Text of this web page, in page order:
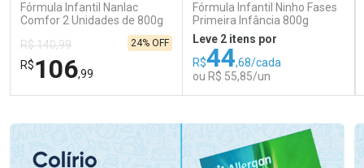
Fórmula Infantil Nanlac
Comfor 2 Unidades de 800g
R$ 140,99
R$106,99
24% OFF
Fórmula Infantil Ninho Fases
Primeira Infância 800g
Leve 2 itens por
R$44,68/cada
ou R$ 55,85/un
Laboratório
Por Menos